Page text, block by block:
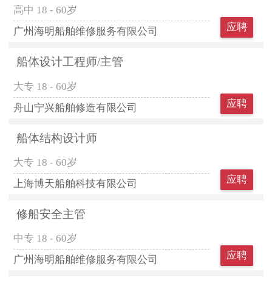
高中 18 - 60岁
广州海明船舶维修服务有限公司
应聘
船体设计工程师/主管
大专 18 - 60岁
舟山宁兴船舶修造有限公司
应聘
船体结构设计师
大专 18 - 60岁
上海博天船舶科技有限公司
应聘
修船安全主管
中专 18 - 60岁
广州海明船舶维修服务有限公司
应聘